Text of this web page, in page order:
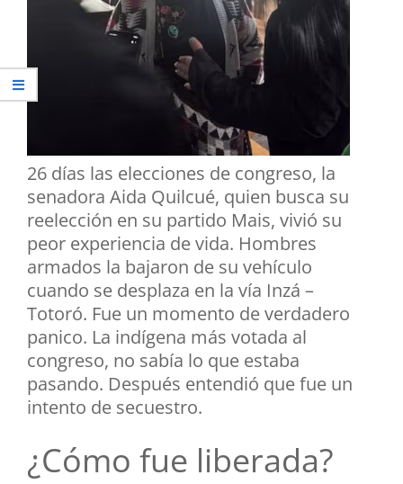
26 días las elecciones de congreso, la
senadora Aida Quilcué, quien busca su
reelección en su partido Mais, vivió su
peor experiencia de vida. Hombres
armados la bajaron de su vehículo
cuando se desplaza en la vía Inzá –
Totoró. Fue un momento de verdadero
panico. La indígena más votada al
congreso, no sabía lo que estaba
pasando. Después entendió que fue un
intento de secuestro.
¿Cómo fue liberada?